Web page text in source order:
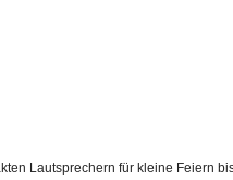
Lautsprechern für kleine Feiern